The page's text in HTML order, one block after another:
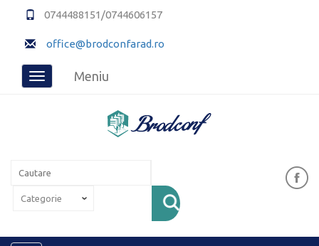
0744488151/0744606157
office@brodconfarad.ro
Toggle
Meniu